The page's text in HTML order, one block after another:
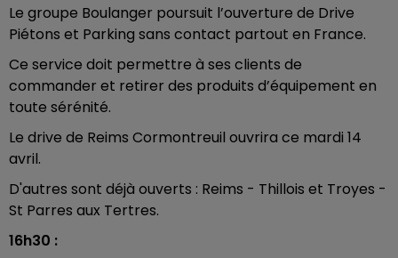
Le groupe Boulanger poursuit l’ouverture de Drive
Piétons et Parking sans contact partout en France.
Ce service doit permettre à ses clients de
commander et retirer des produits d’équipement en
toute sérénité.
Le drive de Reims Cormontreuil ouvrira ce mardi 14
avril.
D'autres sont déjà ouverts : Reims - Thillois et Troyes -
St Parres aux Tertres.
16h30 :